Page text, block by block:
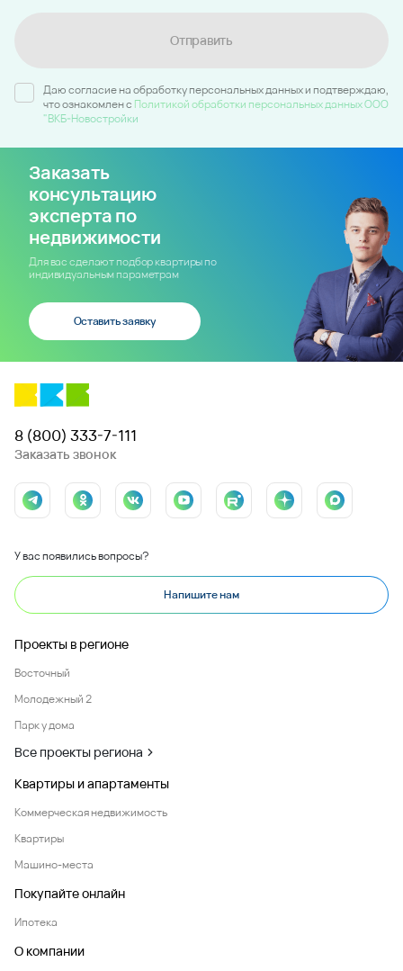
Отправить
Даю согласие на обработку персональных данных и подтверждаю,
что ознакомлен c Политикой обработки персональных данных ООО
"ВКБ-Новостройки
Заказать
консультацию
эксперта по
недвижимости
Для вас сделают подбор квартиры по
индивидуальным параметрам
Оставить заявку
8 (800) 333-7-111
Заказать звонок
У вас появились вопросы?
Напишите нам
Проекты в регионе
Восточный
Молодежный 2
Парк у дома
Все проекты региона
Квартиры и апартаменты
Коммерческая недвижимость
Квартиры
Машино-места
Покупайте онлайн
Ипотека
О компании